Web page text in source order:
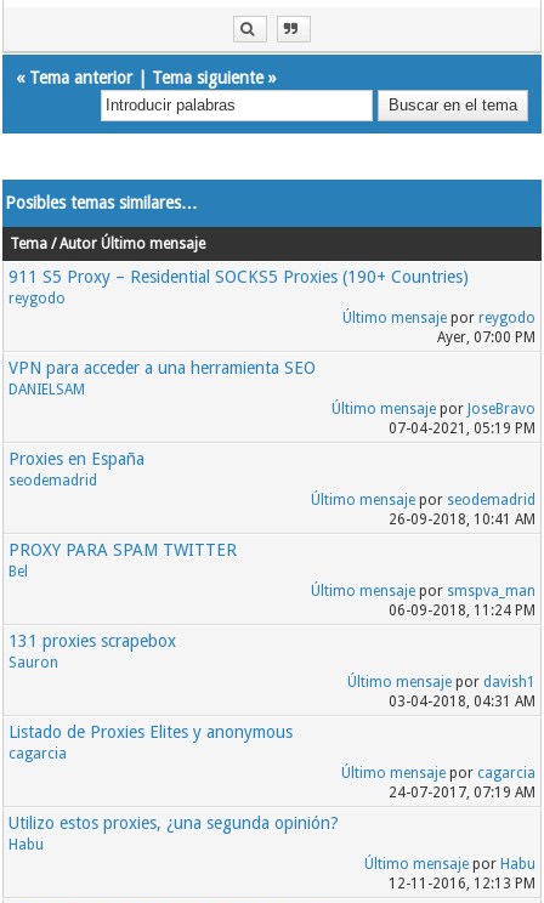
« Tema anterior| Tema siguiente»
Posibles temas similares…
Tema / Autor Último mensaje
911 S5 Proxy – Residential SOCKS5 Proxies (190+ Countries)
reygodo
Último mensajepor reygodo
Ayer, 07:00 PM
VPN para acceder a una herramienta SEO
DANIELSAM
Último mensajepor JoseBravo
07-04-2021, 05:19 PM
Proxies en España
seodemadrid
Último mensajepor seodemadrid
26-09-2018, 10:41 AM
PROXY PARA SPAM TWITTER
Bel
Último mensajepor smspva_man
06-09-2018, 11:24 PM
131 proxies scrapebox
Sauron
Último mensajepor davish1
03-04-2018, 04:31 AM
Listado de Proxies Elites y anonymous
cagarcia
Último mensajepor cagarcia
24-07-2017, 07:19 AM
Utilizo estos proxies, ¿una segunda opinión?
Habu
Último mensajepor Habu
12-11-2016, 12:13 PM